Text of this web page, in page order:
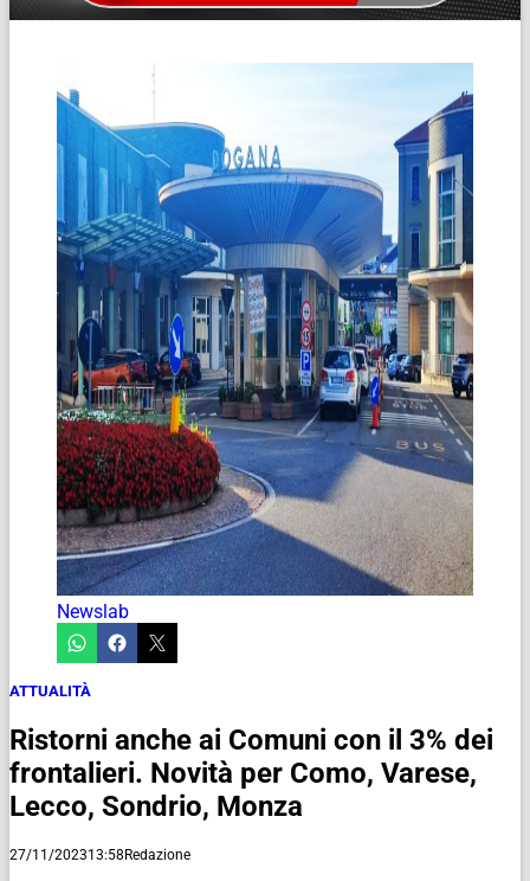
Newslab
ATTUALITÀ
Ristorni anche ai Comuni con il 3% dei
frontalieri. Novità per Como, Varese,
Lecco, Sondrio, Monza
27/11/202313:58Redazione